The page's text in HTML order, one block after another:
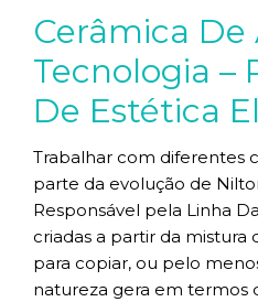
Cerâmica De
Tecnologia –
De Estética
Trabalhar com diferentes
parte da evolução de
Responsável pela Linha
criadas a partir da mistura
para copiar, ou pelo
natureza gera em termos